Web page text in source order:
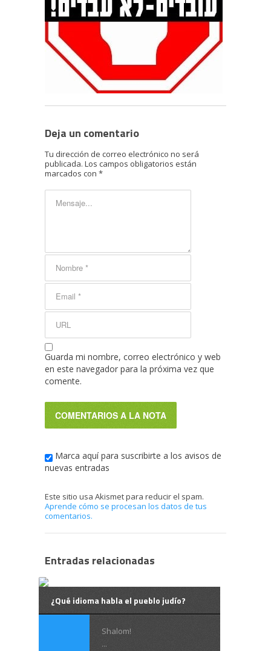
Deja un comentario
Tu dirección de correo electrónico no será
publicada. Los campos obligatorios están
marcados con *
Guarda mi nombre, correo electrónico y web
en este navegador para la próxima vez que
comente.
Marca aquí para suscribirte a los avisos de
nuevas entradas
Este sitio usa Akismet para reducir el spam.
Aprende cómo se procesan los datos de tus
comentarios.
Entradas relacionadas
¿Qué idioma habla el pueblo judío?
Shalom!
...